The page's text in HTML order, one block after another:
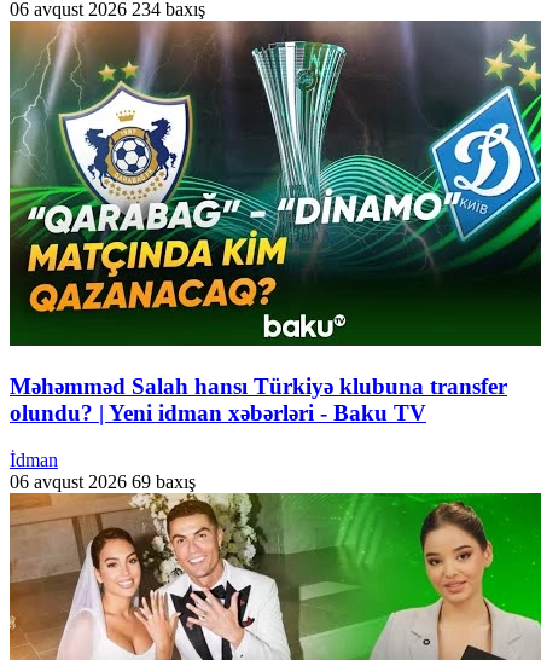
06 avqust 2026 234 baxış
Məhəmməd Salah hansı Türkiyə klubuna transfer
olundu? | Yeni idman xəbərləri - Baku TV
İdman
06 avqust 2026 69 baxış